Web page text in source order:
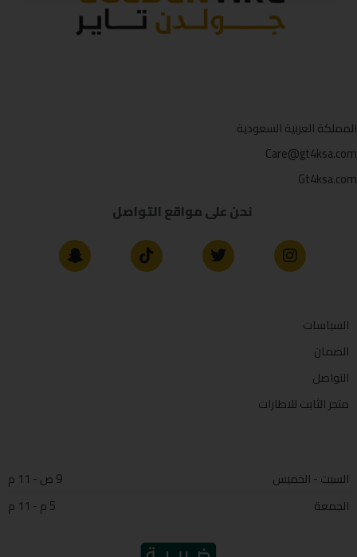
المملكة العربية السعودية
Care@gt4ksa.com
Gt4ksa.com
نحن على مواقع التواصل
السياسات
الضمان
التواصل
متجر الثابت للاطارات
السبت - الخميس
9 ص - 11 م
الجمعة
5 م - 11 م